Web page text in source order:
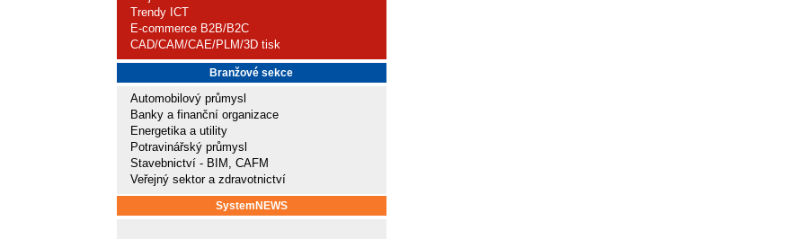
Trendy ICT
E-commerce B2B/B2C
CAD/CAM/CAE/PLM/3D tisk
Branžové sekce
Automobilový průmysl
Banky a finanční organizace
Energetika a utility
Potravinářský průmysl
Stavebnictví - BIM, CAFM
Veřejný sektor a zdravotnictví
SystemNEWS